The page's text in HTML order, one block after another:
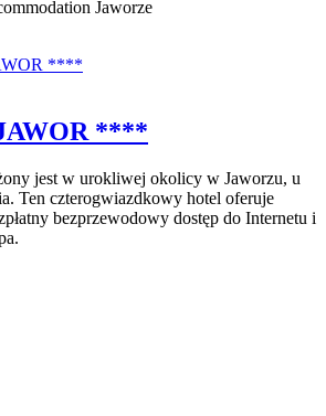
Jaworze
****
****
jest w urokliwej okolicy w Jaworzu, u
Ten czterogwiazdkowy hotel oferuje
bezprzewodowy dostęp do Internetu i